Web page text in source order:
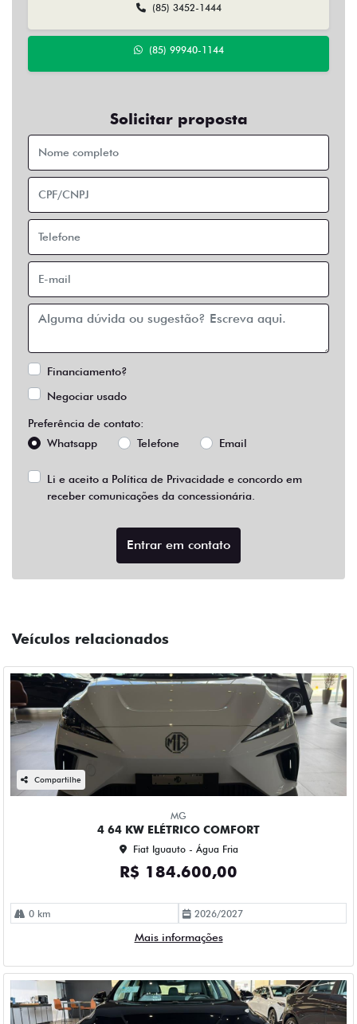
(85) 3452-1444
(85) 99940-1144
Solicitar proposta
Financiamento?
Negociar usado
Preferência de contato:
Whatsapp
Telefone Email
Li e aceito a Política de Privacidade e concordo em
receber comunicações da concessionária.
Entrar em contato
Veículos relacionados
Compartilhe
MG
4 64 KW ELÉTRICO COMFORT
Fiat Iguauto - Água Fria
R$ 184.600,00
0 km 2026/2027
Mais informações